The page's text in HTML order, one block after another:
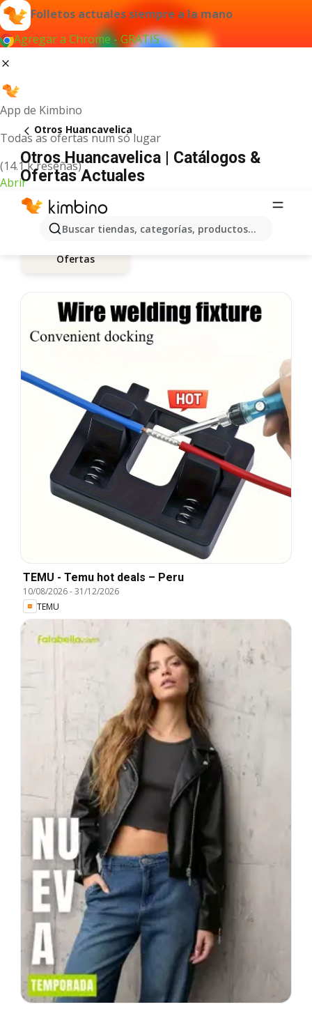
Folletos actuales siempre a la mano
Agregar a Chrome - GRATIS
App de Kimbino
Todas as ofertas num só lugar
(14.1 k reseñas)
Abrir
Buscar tiendas, categorías, productos...
Otros Huancavelica
Otros Huancavelica | Catálogos &
Ofertas Actuales
Ofertas
TEMU - Temu hot deals – Peru
10/08/2026-31/12/2026
TEMU